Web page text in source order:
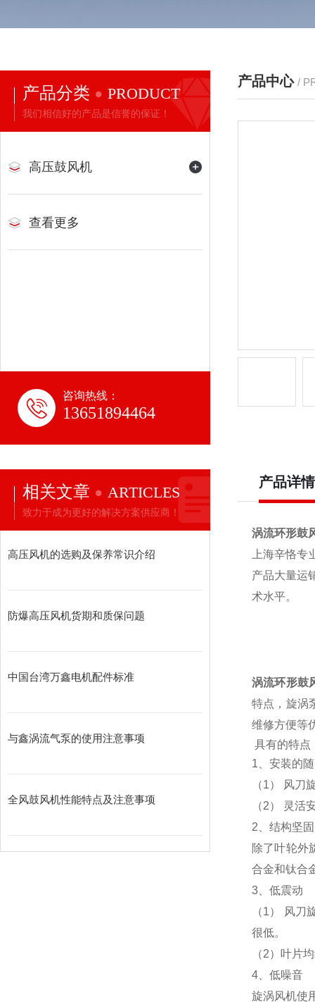
产品分类 PRODUCT
我们相信好的产品是信誉的保证！
高压鼓风机
查看更多
咨询热线：
13651894464
相关文章 ARTICLES
致力于成为更好的解决方案供应商！
高压风机的选购及保养常识介绍
防爆高压风机货期和质保问题
中国台湾万鑫电机配件标准
与鑫涡流气泵的使用注意事项
全风鼓风机性能特点及注意事项
产品中心 /
产品详情
涡流环形鼓
上海辛恪
产品大量运
术水平。
涡流环形鼓
特点，旋涡
维修方便等
具有的特点
1、安装的
（1） 风刀
（2） 灵活
2、结构坚固
除了叶轮外
合金和钛合
3、低震动
（1） 风
很低。
（2）叶片
4、低噪音
旋涡风机使